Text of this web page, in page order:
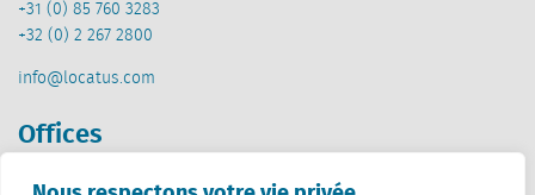
+31 (0) 85 760 3283
+32 (0) 2 267 2800
info@locatus.com
Offices
Pays-Bas (siège)